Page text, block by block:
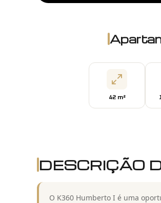
42m²
DESCRIÇÃO
O K360 Humberto I é uma